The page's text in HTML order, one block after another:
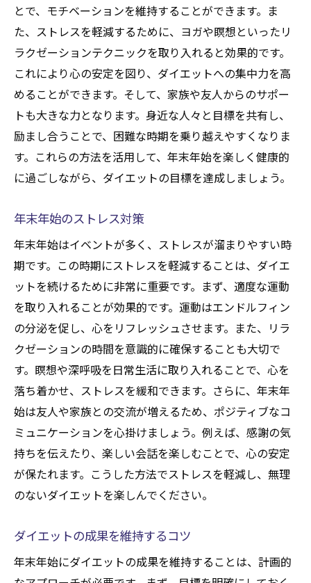
モチベーションを維持する方法
家族や友人との協力体制
食生活の見直しと改善
フィードバックと調整のサイクル
とで、モチベーションを維持することができます。ま
た、ストレスを軽減するために、ヨガや瞑想といったリ
ラクゼーションテクニックを取り入れると効果的です。
これにより心の安定を図り、ダイエットへの集中力を高
めることができます。そして、家族や友人からのサポー
トも大きな力となります。身近な人々と目標を共有し、
励まし合うことで、困難な時期を乗り越えやすくなりま
す。これらの方法を活用して、年末年始を楽しく健康的
に過ごしながら、ダイエットの目標を達成しましょう。
年末年始のストレス対策
年末年始はイベントが多く、ストレスが溜まりやすい時
期です。この時期にストレスを軽減することは、ダイエ
ットを続けるために非常に重要です。まず、適度な運動
を取り入れることが効果的です。運動はエンドルフィン
の分泌を促し、心をリフレッシュさせます。また、リラ
クゼーションの時間を意識的に確保することも大切で
す。瞑想や深呼吸を日常生活に取り入れることで、心を
落ち着かせ、ストレスを緩和できます。さらに、年末年
始は友人や家族との交流が増えるため、ポジティブなコ
ミュニケーションを心掛けましょう。例えば、感謝の気
持ちを伝えたり、楽しい会話を楽しむことで、心の安定
が保たれます。こうした方法でストレスを軽減し、無理
のないダイエットを楽しんでください。
ダイエットの成果を維持するコツ
年末年始にダイエットの成果を維持することは、計画的